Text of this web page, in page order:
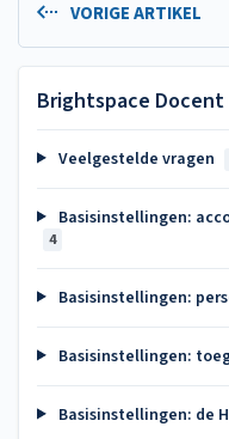
VORIGE ARTIKEL
Brightspace Docent
Veelgestelde vragen
Basisinstellingen:
4
Basisinstellingen:
Basisinstellingen:
Basisinstellingen: de